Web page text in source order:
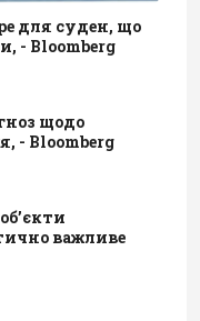
для суден, що
- Bloomberg
щодо
- Bloomberg
важливе